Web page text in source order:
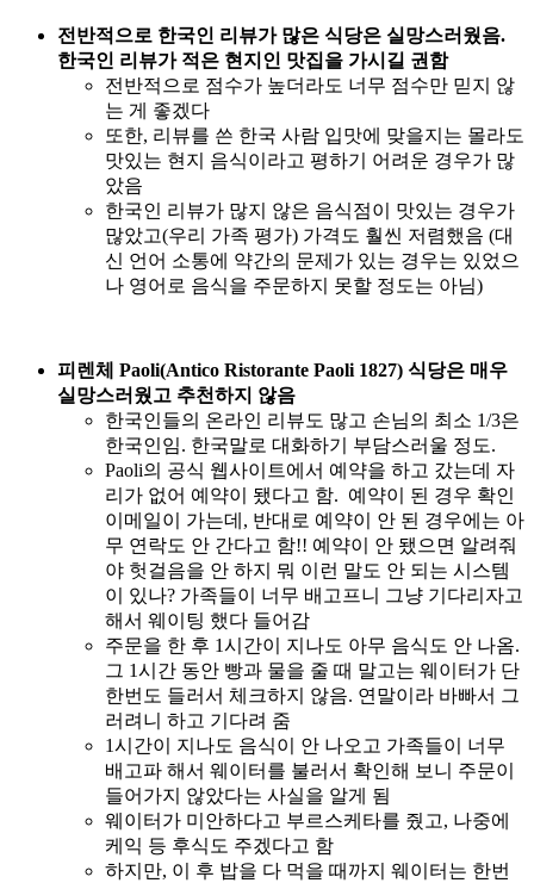
탈
모
방
까
지)
전반적으로 한국인 리뷰가 많은 식당은 실망스러웠음.
한국인 리뷰가 적은 현지인 맛집을 가시길 권함
전반적으로 점수가 높더라도 너무 점수만 믿지 않
는 게 좋겠다
또한, 리뷰를 쓴 한국 사람 입맛에 맞을지는 몰라도
맛있는 현지 음식이라고 평하기 어려운 경우가 많
았음
한국인 리뷰가 많지 않은 음식점이 맛있는 경우가
많았고(우리 가족 평가) 가격도 훨씬 저렴했음 (대
신 언어 소통에 약간의 문제가 있는 경우는 있었으
나 영어로 음식을 주문하지 못할 정도는 아님)
피렌체 Paoli(Antico Ristorante Paoli 1827) 식당은 매우
실망스러웠고 추천하지 않음
한국인들의 온라인 리뷰도 많고 손님의 최소 1/3은
한국인임. 한국말로 대화하기 부담스러울 정도.
Paoli의 공식 웹사이트에서 예약을 하고 갔는데 자
리가 없어 예약이 됐다고 함. 예약이 된 경우 확인
이메일이 가는데, 반대로 예약이 안 된 경우에는 아
무 연락도 안 간다고 함!! 예약이 안 됐으면 알려줘
야 헛걸음을 안 하지 뭐 이런 말도 안 되는 시스템
이 있나? 가족들이 너무 배고프니 그냥 기다리자고
해서 웨이팅 했다 들어감
주문을 한 후 1시간이 지나도 아무 음식도 안 나옴.
그 1시간 동안 빵과 물을 줄 때 말고는 웨이터가 단
한번도 들러서 체크하지 않음. 연말이라 바빠서 그
러려니 하고 기다려 줌
1시간이 지나도 음식이 안 나오고 가족들이 너무
배고파 해서 웨이터를 불러서 확인해 보니 주문이
들어가지 않았다는 사실을 알게 됨
웨이터가 미안하다고 부르스케타를 줬고, 나중에
케익 등 후식도 주겠다고 함
하지만, 이 후 밥을 다 먹을 때까지 웨이터는 한번